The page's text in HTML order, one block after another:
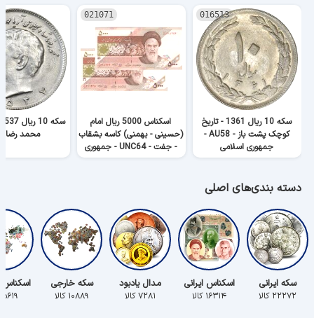
016513
سکه 10 ریال 1361 - تاریخ
کوچک پشت باز - AU58 -
جمهوری اسلامی
021071
اسکناس 5000 ریال امام
(حسینی - بهمنی) کاسه بشقاب
- جفت - UNC64 - جمهوری
اسلامی
محمد رضا
دسته بندی‌های اصلی
سکه ایرانی
۲۲۲۷۲ کالا
اسکناس ایرانی
۱۶۳۱۴ کالا
مدال یادبود
۷۲۸۱ کالا
سکه خارجی
۱۰۸۸۹ کالا ۵۶۱۹ کالا